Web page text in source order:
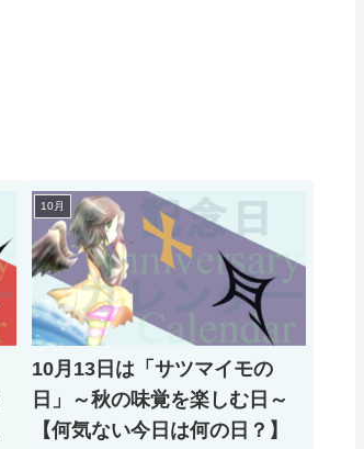
10月
10月13日は「サツマイモの
日」～秋の味覚を楽しむ日～
【何気ない今日は何の日？】